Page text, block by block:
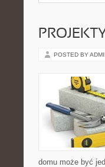
POSTED BY
domu może być